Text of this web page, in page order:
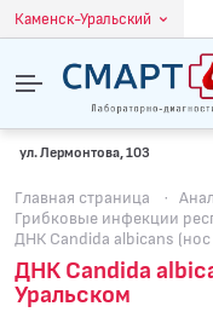
Каменск-Уральский
ул. Лермонтова, 103
Главная страница ·
Грибковые инфекции
ДНК Candida albicans (нос
ДНК Candida
Уральском